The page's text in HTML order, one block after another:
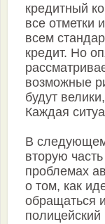
кредитный
все отметки
всем
кредит. Но
возможные
будут
Каждая
В
вторую
проблемах
о том, как
обращаться
полицейский